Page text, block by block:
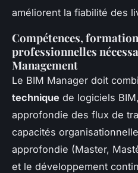
améliorent la fiabilité des
Compétences,
professionnelles
Management
Le BIM Manager doit
technique de logiciels
approfondie des flux de
capacités
approfondie (Master,
et le développement